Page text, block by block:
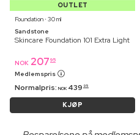
OUTLET
Foundation ⋅ 30 ml
Sandstone
Skincare Foundation 101 Extra Light
NOK 207 95
Medlemspris
Normalpris: NOK 439 95
KJØP